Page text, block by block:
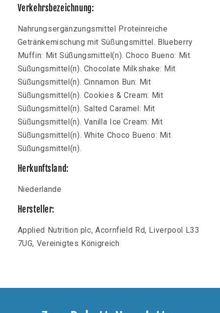
Verkehrsbezeichnung:
Nahrungsergänzungsmittel Proteinreiche
Getränkemischung mit Süßungsmittel. Blueberry
Muffin: Mit Süßungsmittel(n). Choco Bueno: Mit
Süßungsmittel(n). Chocolate Milkshake: Mit
Süßungsmittel(n). Cinnamon Bun: Mit
Süßungsmittel(n). Cookies & Cream: Mit
Süßungsmittel(n). Salted Caramel: Mit
Süßungsmittel(n). Vanilla Ice Cream: Mit
Süßungsmittel(n). White Choco Bueno: Mit
Süßungsmittel(n).
Herkunftsland:
Niederlande
Hersteller:
Applied Nutrition plc, Acornfield Rd, Liverpool L33
7UG, Vereinigtes Königreich